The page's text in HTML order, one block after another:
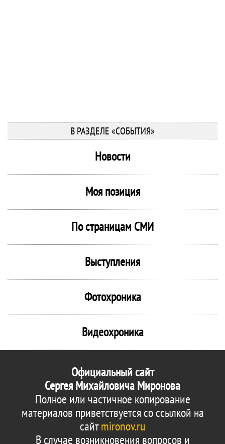
В РАЗДЕЛЕ «СОБЫТИЯ»
Новости
Моя позиция
По страницам СМИ
Выступления
Фотохроника
Видеохроника
Официальный сайт
Сергея Михайловича Миронова
Полное или частичное копирование
материалов приветствуется со ссылкой на
сайтmironov.ru
В случае возникновения вопросов и